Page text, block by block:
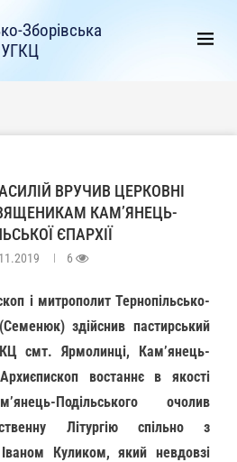
Зборівська
УГКЦ
ВРУЧИВ ЦЕРКОВНІ
КАМ’ЯНЕЦЬ-
ЄПАРХІЇ
6
і митрополит Тернопільсько-
здійснив пастирський
смт. Ярмолинці, Кам’янець-
востаннє в якості
Подільського очолив
Літургію спільно з
Куликом, який невдовзі